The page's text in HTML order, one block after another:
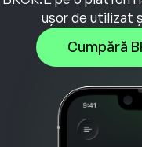
ușor de utilizat
Cumpără